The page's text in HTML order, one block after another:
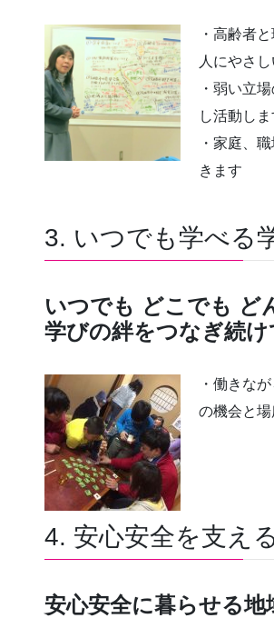
・高齢者
人にやさ
・弱い立
し活動しま
・家庭、
きます
3. いつでも学べる
いつでも どこでも ど
学びの絆をつなぎ続
・働きな
の機会と
4. 安心安全を支え
安心安全に暮らせる